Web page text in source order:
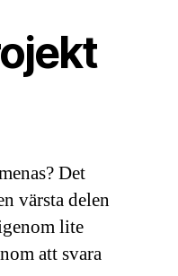
Det
värsta delen
lite
att svara